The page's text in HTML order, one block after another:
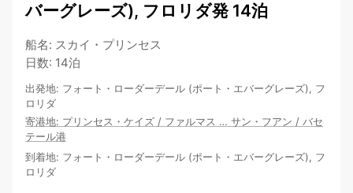
バーグレーズ), フロリダ発 14泊
船名: スカイ・プリンセス
日数: 14泊
出発地: フォート・ローダーデール (ポート・エバーグレーズ), フ
ロリダ
寄港地: プリンセス・ケイズ / ファルマス … サン・フアン / バセ
テール港
到着地: フォート・ローダーデール (ポート・エバーグレーズ), フ
ロリダ